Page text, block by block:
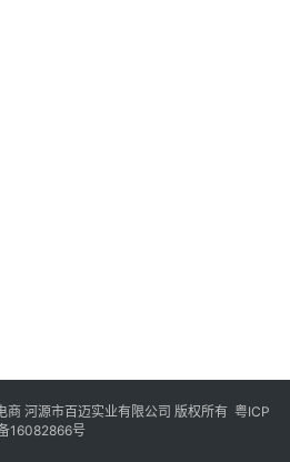
河源市百迈实业有限公司 版权所有 粤ICP
16082866号